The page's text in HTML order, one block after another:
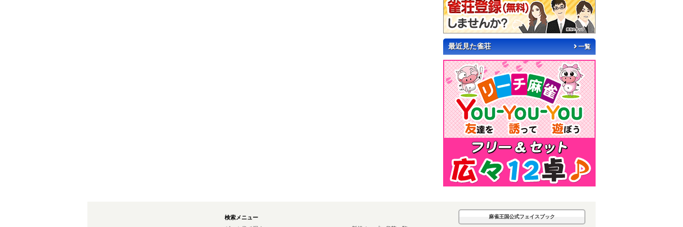
最近見た雀荘 一覧
検索メニュー
麻雀王国公式フェイスブック